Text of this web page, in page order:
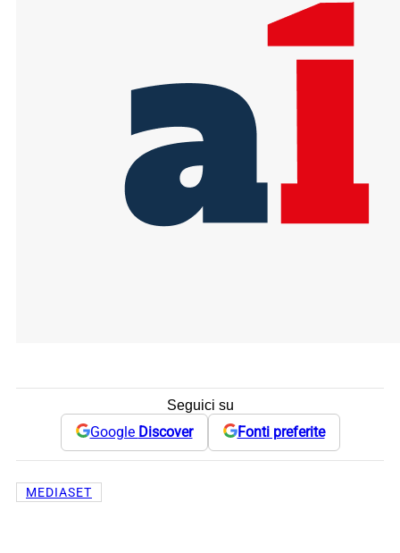
Seguici su
Google Discover Fonti preferite
MEDIASET